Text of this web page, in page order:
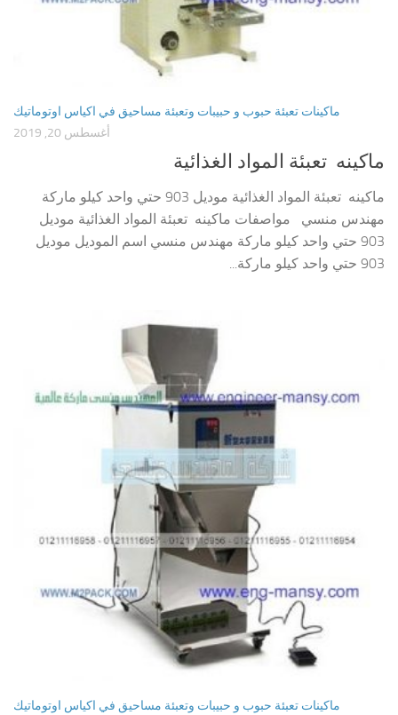
ماكينات تعبئة حبوب و حبيبات وتعبئة مساحيق في اكياس اوتوماتيك
أغسطس 20, 2019
ماكينه تعبئة المواد الغذائية
ماكينه تعبئة المواد الغذائية موديل 903 حتي واحد كيلو ماركة
مهندس منسي مواصفات ماكينه تعبئة المواد الغذائية موديل
903 حتي واحد كيلو ماركة مهندس منسي اسم الموديل موديل
903 حتي واحد كيلو ماركة...
ماكينات تعبئة حبوب و حبيبات وتعبئة مساحيق في اكياس اوتوماتيك